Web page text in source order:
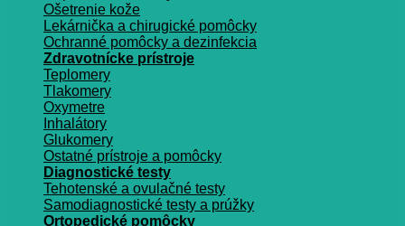
Ošetrenie kože
Lekárnička a chirugické pomôcky
Ochranné pomôcky a dezinfekcia
Zdravotnícke prístroje
Teplomery
Tlakomery
Oxymetre
Inhalátory
Glukomery
Ostatné prístroje a pomôcky
Diagnostické testy
Tehotenské a ovulačné testy
Samodiagnostické testy a prúžky
Ortopedické pomôcky